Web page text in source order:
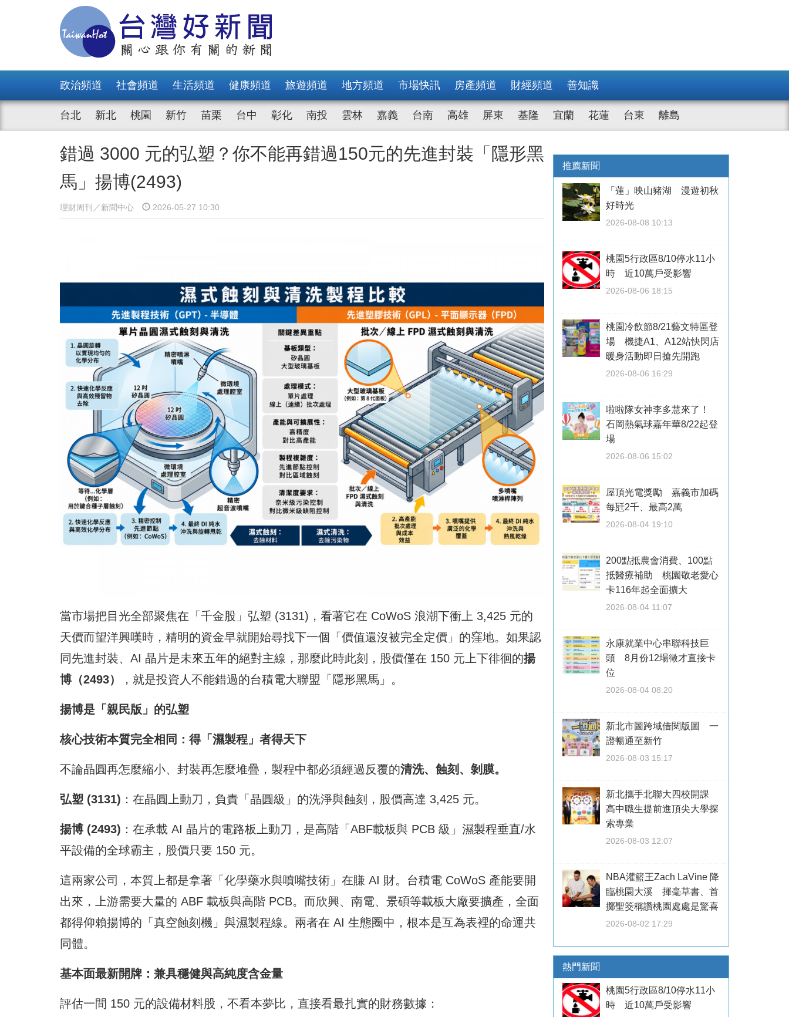
政治頻道 社會頻道 生活頻道 健康頻道 旅遊頻道 地方頻道 市場快訊 房產頻道 財經頻道 善知識
台北 新北 桃園 新竹 苗栗 台中 彰化 南投 雲林 嘉義 台南 高雄 屏東 基隆 宜蘭 花蓮 台東 離島
錯過 3000 元的弘塑？你不能再錯過150元的先進封裝「隱形黑
馬」揚博(2493)
理財周刊／新聞中心 2026-05-27 10:30
當市場把目光全部聚焦在「千金股」弘塑 (3131)，看著它在 CoWoS 浪潮下衝上 3,425 元的
天價而望洋興嘆時，精明的資金早就開始尋找下一個「價值還沒被完全定價」的窪地。如果認
同先進封裝、AI 晶片是未來五年的絕對主線，那麼此時此刻，股價僅在 150 元上下徘徊的揚
博（2493）
，就是投資人不能錯過的台積電大聯盟「隱形黑馬」。
揚博是「親民版」的弘塑
核心技術本質完全相同：得「濕製程」者得天下
不論晶圓再怎麼縮小、封裝再怎麼堆疊，製程中都必須經過反覆的清洗、蝕刻、剝膜。
弘塑 (3131) ：在晶圓上動刀，負責「晶圓級」的洗淨與蝕刻，股價高達 3,425 元。
揚博 (2493) ：在承載 AI 晶片的電路板上動刀，是高階「ABF載板與 PCB 級」濕製程垂直/水
平設備的全球霸主，股價只要 150 元。
這兩家公司，本質上都是拿著「化學藥水與噴嘴技術」在賺 AI 財。台積電 CoWoS 產能要開
出來，上游需要大量的 ABF 載板與高階 PCB。而欣興、南電、景碩等載板大廠要擴產，全面
都得仰賴揚博的「真空蝕刻機」與濕製程線。兩者在 AI 生態圈中，根本是互為表裡的命運共
同體。
基本面最新開牌：兼具穩健與高純度含金量
評估一間 150 元的設備材料股，不看本夢比，直接看最扎實的財務數據：
推薦新聞
「蓮」映山豬湖 漫遊初秋
好時光
2026-08-08 10:13
桃園5行政區8/10停水11小
時 近10萬戶受影響
2026-08-06 18:15
桃園冷飲節8/21藝文特區登
場 機捷A1、A12站快閃店
暖身活動即日搶先開跑
2026-08-06 16:29
啦啦隊女神李多慧來了！
石岡熱氣球嘉年華8/22起登
場
2026-08-06 15:02
屋頂光電獎勵 嘉義市加碼
每瓩2千、最高2萬
2026-08-04 19:10
200點抵農會消費、100點
抵醫療補助 桃園敬老愛心
卡116年起全面擴大
2026-08-04 11:07
永康就業中心串聯科技巨
頭 8月份12場徵才直接卡
位
2026-08-04 08:20
新北市圖跨域借閱版圖 一
證暢通至新竹
2026-08-03 15:17
新北攜手北聯大四校開課
高中職生提前進頂尖大學探
索專業
2026-08-03 12:07
NBA灌籃王Zach LaVine 降
臨桃園大溪 揮毫草書、首
擲聖筊稱讚桃園處處是驚喜
2026-08-02 17:29
熱門新聞
桃園5行政區8/10停水11小
時 近10萬戶受影響